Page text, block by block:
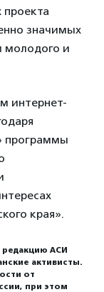
значимых
молодого и
интернет-
программы
края».
редакцию АСИ
активисты.
от
при этом